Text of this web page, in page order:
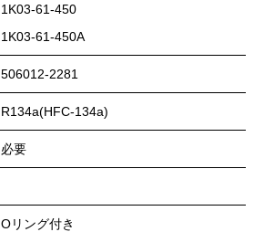
1K03-61-450
1K03-61-450A
506012-2281
R134a(HFC-134a)
必要
Oリング付き